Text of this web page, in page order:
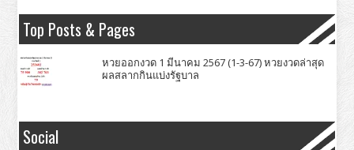
Top Posts & Pages
หวยออกงวด 1 มีนาคม 2567 (1-3-67) หวยงวดล่าสุด
ผลสลากกินแบ่งรัฐบาล
Social